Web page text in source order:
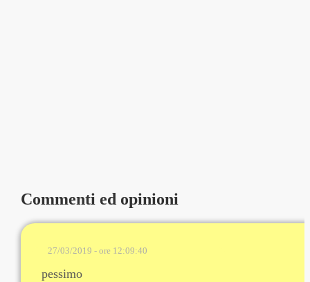
Commenti ed opinioni
27/03/2019 - ore 12:09:40
pessimo